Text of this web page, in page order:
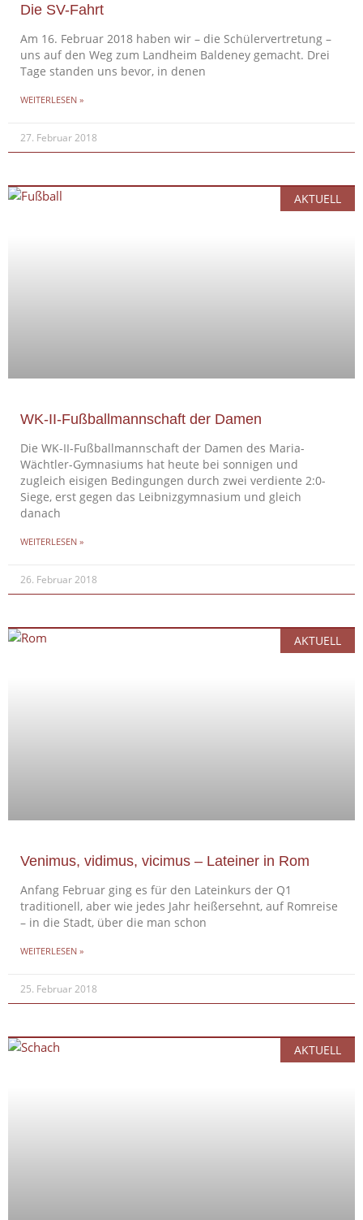
Die SV-Fahrt
Am 16. Februar 2018 haben wir – die Schülervertretung –
uns auf den Weg zum Landheim Baldeney gemacht. Drei
Tage standen uns bevor, in denen
WEITERLESEN »
27. Februar 2018
AKTUELL
WK-II-Fußballmannschaft der Damen
Die WK-II-Fußballmannschaft der Damen des Maria-
Wächtler-Gymnasiums hat heute bei sonnigen und
zugleich eisigen Bedingungen durch zwei verdiente 2:0-
Siege, erst gegen das Leibnizgymnasium und gleich
danach
WEITERLESEN »
26. Februar 2018
AKTUELL
Venimus, vidimus, vicimus – Lateiner in Rom
Anfang Februar ging es für den Lateinkurs der Q1
traditionell, aber wie jedes Jahr heißersehnt, auf Romreise
– in die Stadt, über die man schon
WEITERLESEN »
25. Februar 2018
AKTUELL